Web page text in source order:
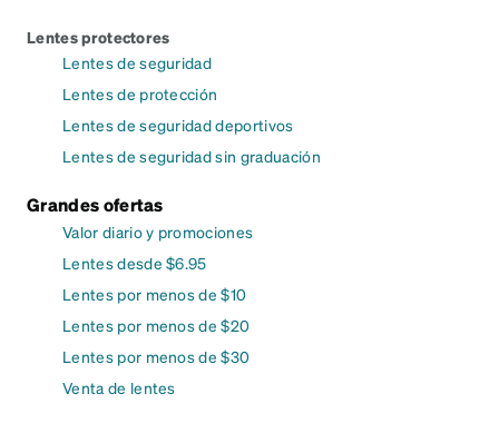
Lentes protectores
Lentes de seguridad
Lentes de protección
Lentes de seguridad deportivos
Lentes de seguridad sin graduación
Grandes ofertas
Valor diario y promociones
Lentes desde $6.95
Lentes por menos de $10
Lentes por menos de $20
Lentes por menos de $30
Venta de lentes